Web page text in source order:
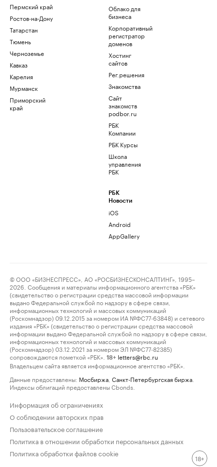
Пермский край
Ростов-на-Дону
Татарстан
Тюмень
Черноземье
Кавказ
Карелия
Мурманск
Приморский
край
Облако для
бизнеса
Корпоративный
регистратор
доменов
Хостинг
сайтов
Рег.решения
Знакомства
Сайт
знакомств
podbor.ru
РБК
Компании
РБК Курсы
Школа
управления
РБК
РБК
Новости
iOS
Android
AppGallery
© ООО «БИЗНЕСПРЕСС», АО «РОСБИЗНЕСКОНСАЛТИНГ», 1995–
2026. Сообщения и материалы информационного агентства «РБК»
(свидетельство о регистрации средства массовой информации
выдано Федеральной службой по надзору в сфере связи,
информационных технологий и массовых коммуникаций
(Роскомнадзор) 09.12.2015 за номером ИА №ФС77-63848) и сетевого
издания «РБК» (свидетельство о регистрации средства массовой
информации выдано Федеральной службой по надзору в сфере связи,
информационных технологий и массовых коммуникаций
(Роскомнадзор) 03.12.2021 за номером ЭЛ №ФС77-82385)
сопровождаются пометкой «РБК».
18+ letters@rbc.ru
Владельцем сайта является информационное агентство «РБК».
Данные предоставлены: Мосбиржа Санкт-Петербургская биржа
Индексы облигаций предоставлены Cbonds.
Информация об ограничениях
О соблюдении авторских прав
Пользовательское соглашение
Политика в отношении обработки персональных данных
Политика обработки файлов cookie
18+